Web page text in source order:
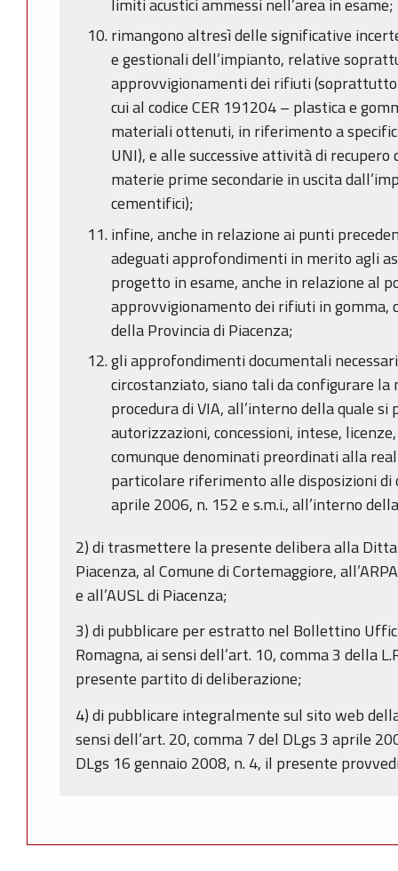
limiti acustici ammessi nell’area in esame;
rimangono altresì delle significative
e gestionali dell’impianto, relative
approvvigionamenti dei rifiuti
cui al codice CER 191204 – plastica e
materiali ottenuti, in riferimento a
UNI), e alle successive attività di
materie prime secondarie in uscita
cementifici);
infine, anche in relazione ai punti
adeguati approfondimenti in merito agli
progetto in esame, anche in relazione al
approvvigionamento dei rifiuti in gomma,
della Provincia di Piacenza;
gli approfondimenti documentali
circostanziato, siano tali da configurare
procedura di VIA, all’interno della quale
autorizzazioni, concessioni, intese,
comunque denominati preordinati alla
particolare riferimento alle disposizioni di
aprile 2006, n. 152 e s.m.i., all’interno
2) di trasmettere la presente delibera alla
Piacenza, al Comune di Cortemaggiore,
e all’AUSL di Piacenza;
3) di pubblicare per estratto nel Bollettino
Romagna, ai sensi dell’art. 10, comma 3 della
presente partito di deliberazione;
4) di pubblicare integralmente sul sito web
sensi dell’art. 20, comma 7 del DLgs 3 aprile
DLgs 16 gennaio 2008, n. 4, il presente